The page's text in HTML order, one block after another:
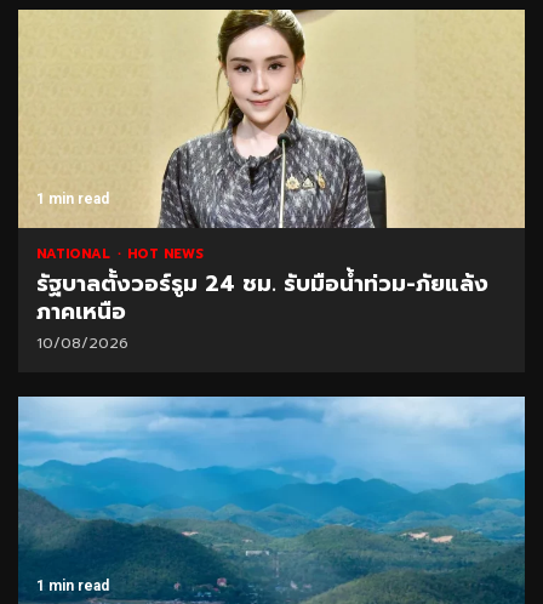
1 min read
NATIONAL HOT NEWS
รัฐบาลตั้งวอร์รูม 24 ชม. รับมือน้ำท่วม-ภัยแล้ง
ภาคเหนือ
10/08/2026
1 min read